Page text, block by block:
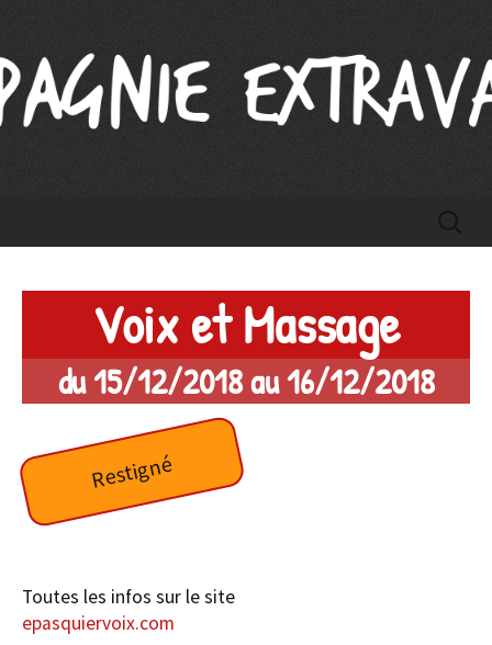
Compagnie Extravague
Voix et Massage
du 15/12/2018 au 16/12/2018
Restigné
Toutes les infos sur le site
epasquiervoix.com